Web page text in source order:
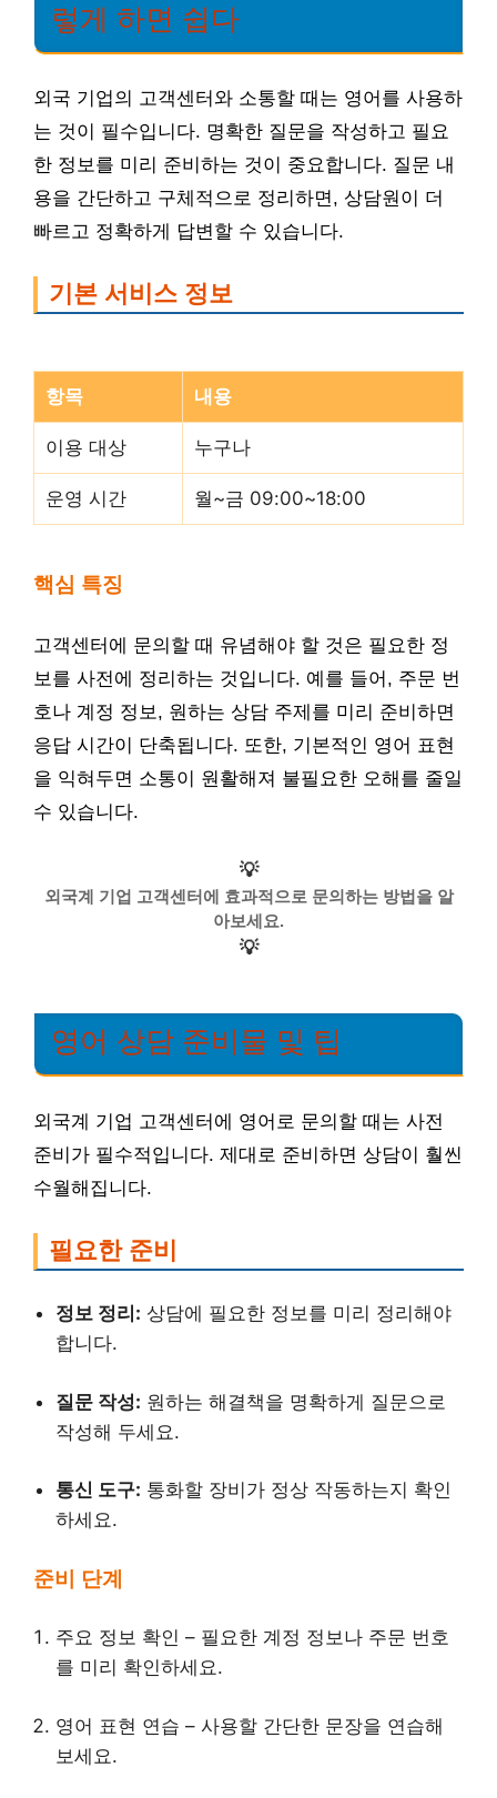
렇게 하면 쉽다
외국 기업의 고객센터와 소통할 때는 영어를 사용하
는 것이 필수입니다. 명확한 질문을 작성하고 필요
한 정보를 미리 준비하는 것이 중요합니다. 질문 내
용을 간단하고 구체적으로 정리하면, 상담원이 더
빠르고 정확하게 답변할 수 있습니다.
기본 서비스 정보
항목 내용
이용 대상 누구나
운영 시간 월~금 09:00~18:00
핵심 특징
고객센터에 문의할 때 유념해야 할 것은 필요한 정
보를 사전에 정리하는 것입니다. 예를 들어, 주문 번
호나 계정 정보, 원하는 상담 주제를 미리 준비하면
응답 시간이 단축됩니다. 또한, 기본적인 영어 표현
을 익혀두면 소통이 원활해져 불필요한 오해를 줄일
수 있습니다.
💡
외국계 기업 고객센터에 효과적으로 문의하는 방법을 알
아보세요.
💡
영어 상담 준비물 및 팁
외국계 기업 고객센터에 영어로 문의할 때는 사전
준비가 필수적입니다. 제대로 준비하면 상담이 훨씬
수월해집니다.
필요한 준비
정보 정리: 상담에 필요한 정보를 미리 정리해야
합니다.
질문 작성: 원하는 해결책을 명확하게 질문으로
작성해 두세요.
통신 도구: 통화할 장비가 정상 작동하는지 확인
하세요.
준비 단계
주요 정보 확인 – 필요한 계정 정보나 주문 번호
를 미리 확인하세요.
영어 표현 연습 – 사용할 간단한 문장을 연습해
보세요.